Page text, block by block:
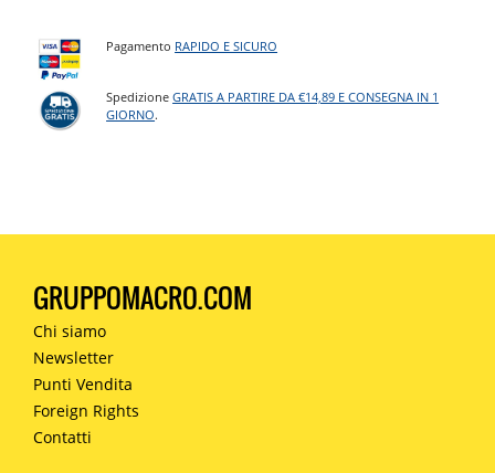
Pagamento RAPIDO E SICURO
SpedizioneGRATIS A PARTIRE DA €14,89 E CONSEGNA IN 1
GIORNO.
GRUPPOMACRO.COM
Chi siamo
Newsletter
Punti Vendita
Foreign Rights
Contatti